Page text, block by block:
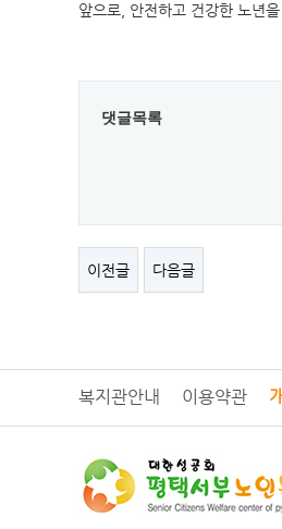
앞으로, 안전하고 건강한 노년
댓글목록
이전글 다음글
복지관안내 이용약관